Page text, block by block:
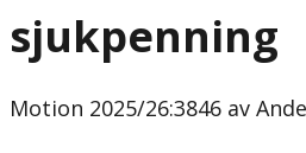
sjukpenning
Motion 2025/26:3846 av